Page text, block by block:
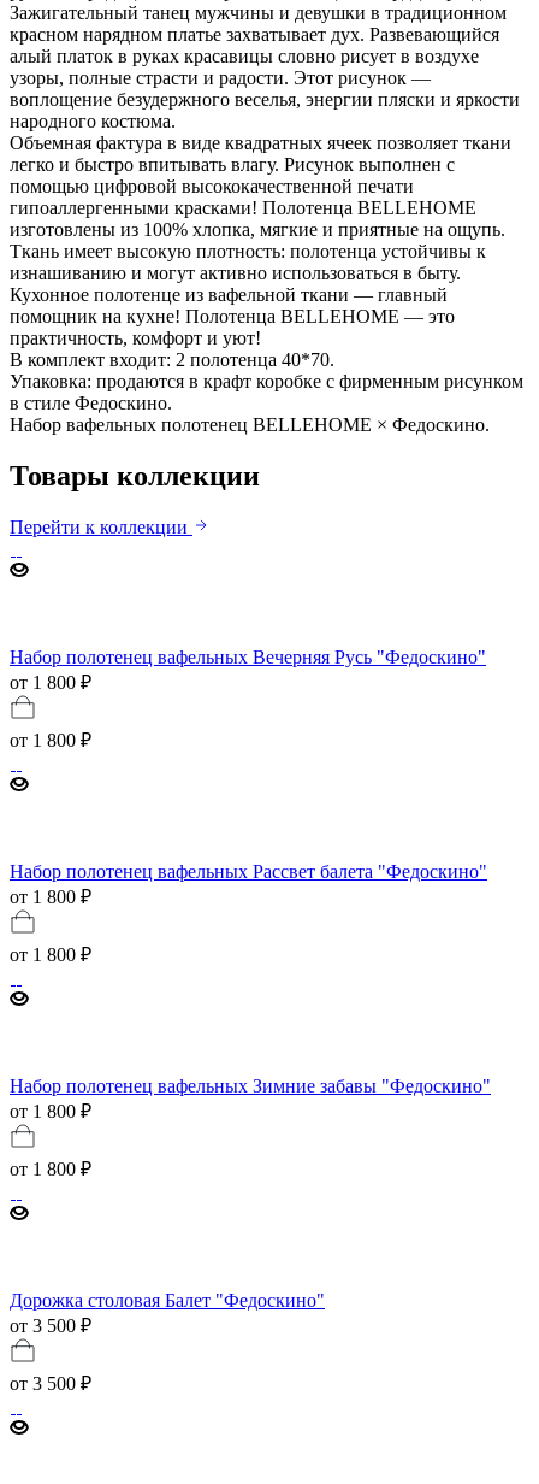
Зажигательный танец мужчины и девушки в традиционном
красном нарядном платье захватывает дух. Развевающийся
алый платок в руках красавицы словно рисует в воздухе
узоры, полные страсти и радости. Этот рисунок —
воплощение безудержного веселья, энергии пляски и яркости
народного костюма.
Объемная фактура в виде квадратных ячеек позволяет ткани
легко и быстро впитывать влагу. Рисунок выполнен с
помощью цифровой высококачественной печати
гипоаллергенными красками! Полотенца BELLEHOME
изготовлены из 100% хлопка, мягкие и приятные на ощупь.
Ткань имеет высокую плотность: полотенца устойчивы к
изнашиванию и могут активно использоваться в быту.
Кухонное полотенце из вафельной ткани — главный
помощник на кухне! Полотенца BELLEHOME — это
практичность, комфорт и уют!
В комплект входит: 2 полотенца 40*70.
Упаковка: продаются в крафт коробке с фирменным рисунком
в стиле Федоскино.
Набор вафельных полотенец BELLEHOME × Федоскино.
Товары коллекции
Перейти к коллекции
Набор полотенец вафельных Вечерняя Русь "Федоскино"
от 1 800 ₽
от 1 800 ₽
Набор полотенец вафельных Рассвет балета "Федоскино"
от 1 800 ₽
от 1 800 ₽
Набор полотенец вафельных Зимние забавы "Федоскино"
от 1 800 ₽
от 1 800 ₽
Дорожка столовая Балет "Федоскино"
от 3 500 ₽
от 3 500 ₽